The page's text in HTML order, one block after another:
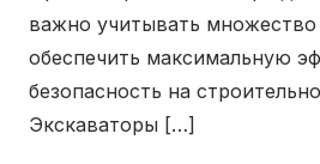
важно учитывать
обеспечить максимальную
безопасность на
Экскаваторы […]